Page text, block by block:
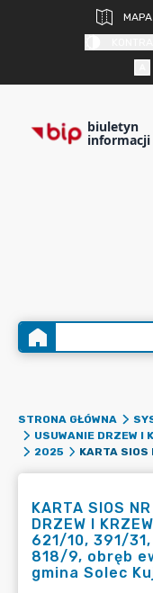
biuletyn
STRONA GŁÓWNA
USUWANIE DRZEW I
2025
KARTA SIOS
DRZEW I
621/10, 391/
818/9, obręb
gmina Solec